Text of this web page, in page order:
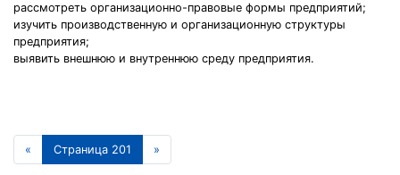
рассмотреть организационно-правовые формы предприятий;
изучить производственную и организационную структуры
предприятия;
выявить внешнюю и внутреннюю среду предприятия.
« Страница 201 »